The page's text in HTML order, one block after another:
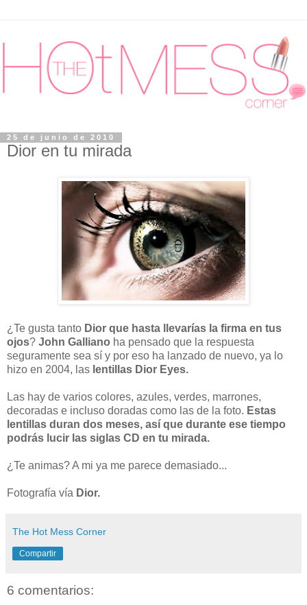
25 de junio de 2010
Dior en tu mirada
¿Te gusta tanto Dior que hasta llevarías la firma en tus
ojos? John Galliano ha pensado que la respuesta
seguramente sea sí y por eso ha lanzado de nuevo, ya lo
hizo en 2004, las lentillas Dior Eyes.
Las hay de varios colores, azules, verdes, marrones,
decoradas e incluso doradas como las de la foto. Estas
lentillas duran dos meses, así que durante ese tiempo
podrás lucir las siglas CD en tu mirada.
¿Te animas? A mi ya me parece demasiado...
Fotografía vía Dior.
The Hot Mess Corner
Compartir
6 comentarios: